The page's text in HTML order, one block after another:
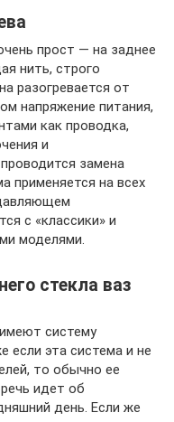
прост — на заднее
нить, строго
разогревается от
напряжение питания,
как проводка,
и
замена
применяется на всех
с «классики» и
моделями.
стекла ваз
систему
если эта система и не
то обычно ее
идет об
день. Если же